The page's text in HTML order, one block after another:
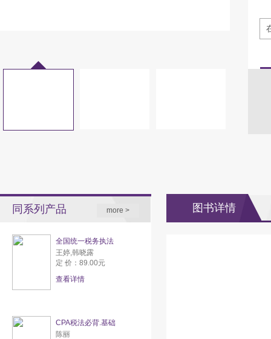
同系列产品 more >
全国统一税务执法
王婷,韩晓露
定 价：89.00元
查看详情
CPA税法必背.基础
陈丽
图书详情